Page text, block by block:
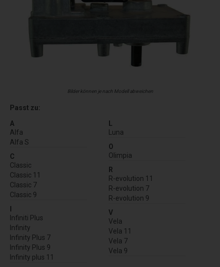
Bilder können je nach Modell abweichen
Passt zu:
A
Alfa
Alfa S
C
Classic
Classic 11
Classic 7
Classic 9
Infiniti Plus
Infinity
Infinity Plus 7
Infinity Plus 9
Infinity plus 11
L
Luna
O
Olimpia
R
R-evolution 11
R-evolution 7
R-evolution 9
V
Vela
Vela 11
Vela 7
Vela 9